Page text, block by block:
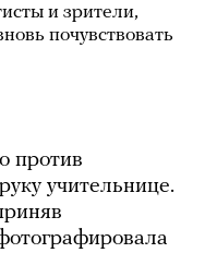
и зрители,
почувствовать
против
учительнице.